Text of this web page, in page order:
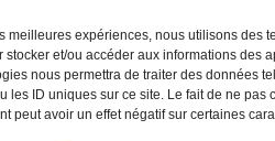
meilleures expériences, nous utilisons des
stocker et/ou accéder aux informations des
nous permettra de traiter des données
les ID uniques sur ce site. Le fait de ne pas
peut avoir un effet négatif sur certaines